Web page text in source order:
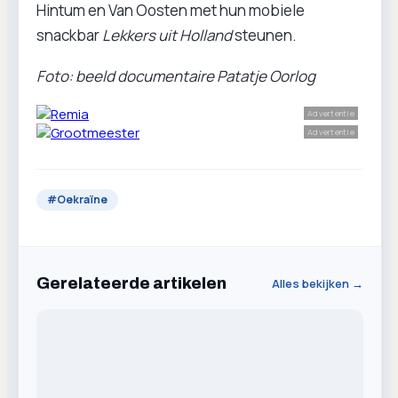
Hintum en Van Oosten met hun mobiele
snackbarLekkers uit Hollandsteunen.
Foto: beeld documentaire Patatje Oorlog
Advertentie
Advertentie
#Oekraïne
Gerelateerde artikelen Alles bekijken →